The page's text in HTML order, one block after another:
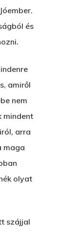
és
amiről
nem
mindent
arra
maga
olyat
szájjal